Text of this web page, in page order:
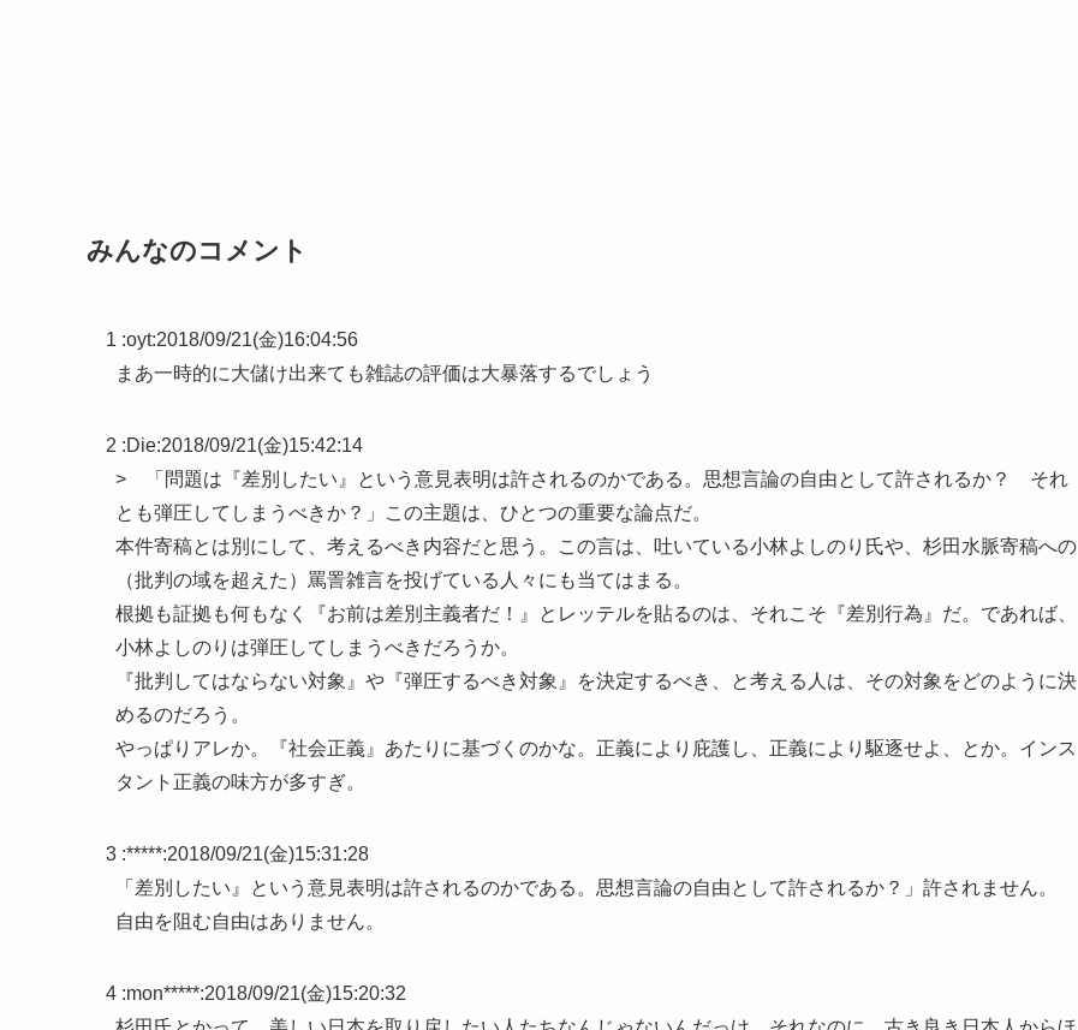
みんなのコメント
1 :oyt:2018/09/21(金)16:04:56
まあ一時的に大儲け出来ても雑誌の評価は大暴落するでしょう
2 :Die:2018/09/21(金)15:42:14
> 「問題は『差別したい』という意見表明は許されるのかである。思想言論の自由として許されるか？ それ
とも弾圧してしまうべきか？」この主題は、ひとつの重要な論点だ。
本件寄稿とは別にして、考えるべき内容だと思う。この言は、吐いている小林よしのり氏や、杉田水脈寄稿への
（批判の域を超えた）罵詈雑言を投げている人々にも当てはまる。
根拠も証拠も何もなく『お前は差別主義者だ！』とレッテルを貼るのは、それこそ『差別行為』だ。であれば、
小林よしのりは弾圧してしまうべきだろうか。
『批判してはならない対象』や『弾圧するべき対象』を決定するべき、と考える人は、その対象をどのように決
めるのだろう。
やっぱりアレか。『社会正義』あたりに基づくのかな。正義により庇護し、正義により駆逐せよ、とか。インス
タント正義の味方が多すぎ。
3 :*****:2018/09/21(金)15:31:28
「差別したい』という意見表明は許されるのかである。思想言論の自由として許されるか？」許されません。
自由を阻む自由はありません。
4 :mon*****:2018/09/21(金)15:20:32